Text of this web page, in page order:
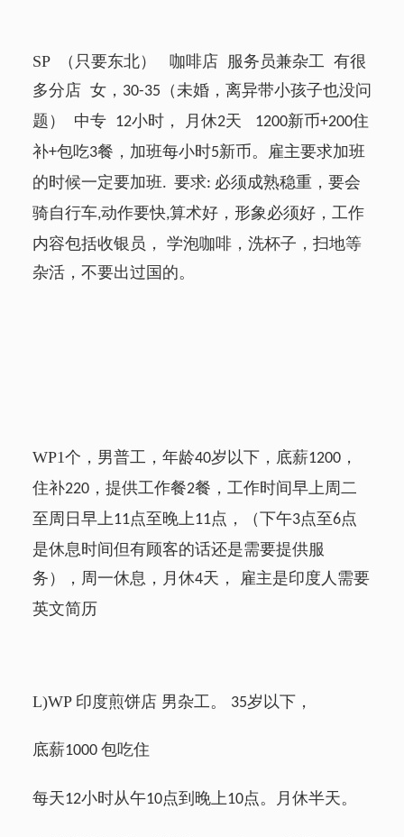
SP
（只要东北） 咖啡店 服务员兼杂工 有很
多分店 女， 30-35 （未婚，离异带小孩子也没问
题） 中专 12小时， 月休2天 1200新币+200住
补+包吃3餐，加班每小时5新币。雇主要求加班
的时候一定要加班. 要求: 必须成熟稳重，要会
骑自行车,动作要快,算术好，形象必须好，工作
内容包括收银员， 学泡咖啡，洗杯子，扫地等
杂活，不要出过国的。
WP1个，男普工，年龄40岁以下，底薪1200，
住补220，提供工作餐2餐，工作时间早上周二
至周日早上11点至晚上11点，（下午3点至6点
是休息时间但有顾客的话还是需要提供服
务），周一休息，月休4天， 雇主是印度人需要
英文简历
L)WP 印度煎饼店 男杂工。 35岁以下，
底薪1000 包吃住
每天12小时从午10点到晚上10点。月休半天。